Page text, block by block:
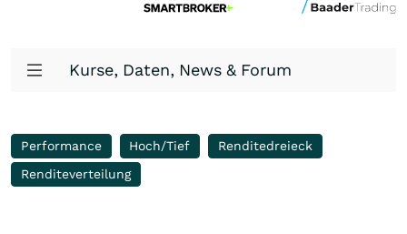
Kurse, Daten, News & Forum
Performance Hoch/Tief
Renditedreieck
Renditeverteilung